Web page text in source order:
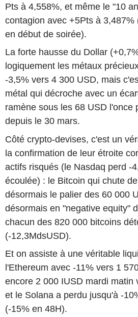
Pts à 4,558%, et même le "10
contagion avec +5Pts à 3,487%
en début de soirée).
La forte hausse du Dollar
logiquement les métaux
-3,5% vers 4 300 USD, mais
métal qui décroche avec un
ramène sous les 68 USD l'once
depuis le 30 mars.
Côté crypto-devises, c'est un
la confirmation de leur étroite
actifs risqués (le Nasdaq perd -
écoulée) : le Bitcoin qui chute
désormais le palier des 60 000
désormais en "negative equity"
chacun des 820 000 bitcoins
(-12,3MdsUSD).
Et on assiste à une véritable
l'Ethereum avec -11% vers 1
encore 2 000 IUSD mardi matin
et le Solana a perdu jusqu'à -
(-15% en 48H).